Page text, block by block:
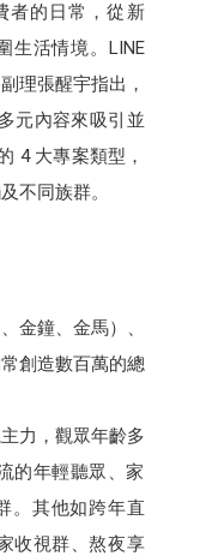
者的日常，從新
生活情境。LINE
理張醒宇指出，
元內容來吸引並
4 大專案類型，
不同族群。
金鐘、金馬）、
創造數百萬的總
力，觀眾年齡多
的年輕聽眾、家
。其他如跨年直
收視群、熬夜享